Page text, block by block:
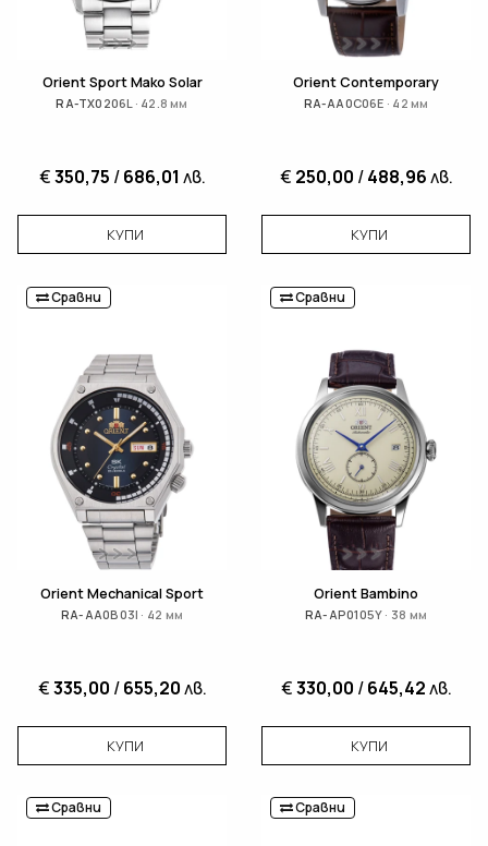
Orient Sport Mako Solar
RA-TX0206L · 42.8 мм
€350,75 /686,01 лв.
КУПИ
Orient Contemporary
RA-AA0C06E · 42 мм
€ 250,00 /488,96лв.
КУПИ
Сравни
Orient Mechanical Sport
RA-AA0B03l · 42 мм
€335,00 /655,20лв.
КУПИ
Сравни
Orient Bambino
RA-AP0105Y · 38 мм
€330,00 /645,42лв.
КУПИ
Сравни Сравни